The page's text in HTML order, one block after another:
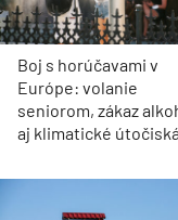
Boj s horúčavami v
Európe: volanie
seniorom, zákaz
aj klimatické útočiská